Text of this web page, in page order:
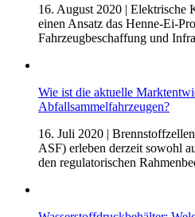
16. August 2020 | Elektrische
einen Ansatz das Henne-Ei-
Fahrzeugbeschaffung und
Wie ist die aktuelle
Abfallsammelfahrzeugen?
16. Juli 2020 |
ASF) erleben derzeit sowohl
den regulatorischen